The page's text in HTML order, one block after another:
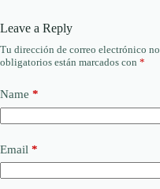
Leave a Reply
Tu dirección de correo electrónico
obligatorios están marcados con *
Name *
Email *